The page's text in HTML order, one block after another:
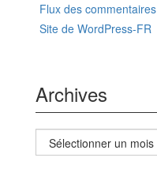
Flux des commentaires
Site de WordPress-FR
Archives
Archives